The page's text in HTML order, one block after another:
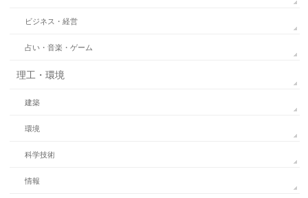
ビジネス・経営
占い・音楽・ゲーム
理工・環境
建築
環境
科学技術
情報